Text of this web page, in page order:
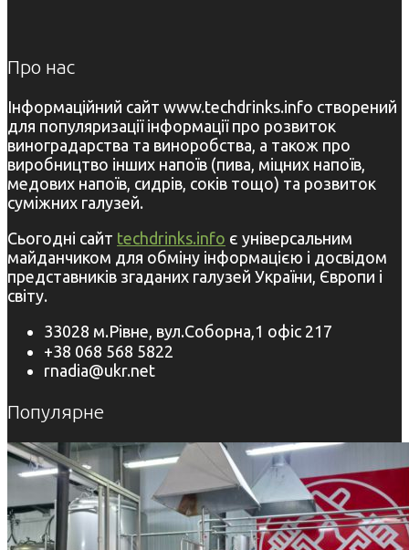
Про нас
Інформаційний сайт www.techdrinks.info створений
для популяризації інформації про розвиток
виноградарства та виноробства, а також про
виробництво інших напоїв (пива, міцних напоїв,
медових напоїв, сидрів, соків тощо) та розвиток
суміжних галузей.
Сьогодні сайт techdrinks.info є універсальним
майданчиком для обміну інформацією і досвідом
представників згаданих галузей України, Європи і
світу.
33028 м.Рівне, вул.Соборна,1 офіс 217
+38 068 568 5822
rnadia@ukr.net
Популярне